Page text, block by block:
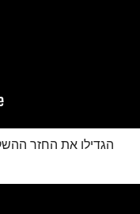
הגדילו את החזר